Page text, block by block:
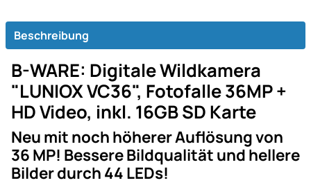
Beschreibung
B-WARE: Digitale Wildkamera
"LUNIOX VC36", Fotofalle 36MP +
HD Video, inkl. 16GB SD Karte
Neu mit noch höherer Auflösung von
36 MP! Bessere Bildqualität und hellere
Bilder durch 44 LEDs!